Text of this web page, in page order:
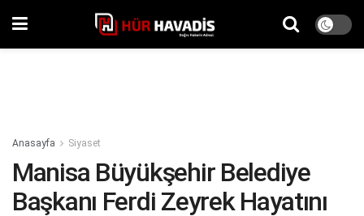
Anasayfa Siyaset
Manisa Büyükşehir Belediye
Başkanı Ferdi Zeyrek Hayatını